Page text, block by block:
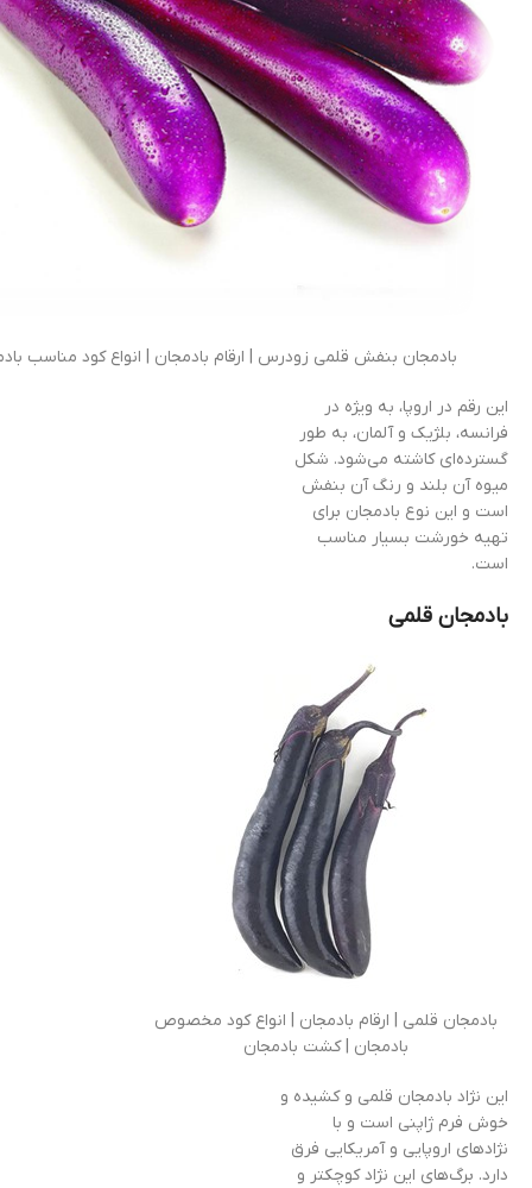
بادمجان بنفش قلمی زودرس | ارقام بادمجان | انواع کود مناسب
این رقم در اروپا، به ویژه در
فرانسه، بلژیک و آلمان، به طور
گسترده‌ای کاشته می‌شود. شکل
میوه آن بلند و رنگ آن بنفش
است و این نوع بادمجان برای
تهیه خورشت بسیار مناسب
است.
بادمجان قلمی
بادمجان قلمی | ارقام بادمجان | انواع کود مخصوص
بادمجان | کشت بادمجان
این نژاد بادمجان قلمی و کشیده و
خوش فرم ژاپنی است و با
نژادهای اروپایی و آمریکایی فرق
دارد. برگ‌های این نژاد کوچکتر و